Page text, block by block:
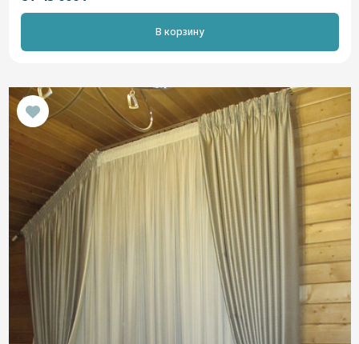
В корзину